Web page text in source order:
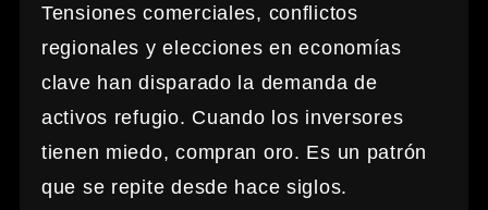
Tensiones comerciales, conflictos
regionales y elecciones en economías
clave han disparado la demanda de
activos refugio. Cuando los inversores
tienen miedo, compran oro. Es un patrón
que se repite desde hace siglos.